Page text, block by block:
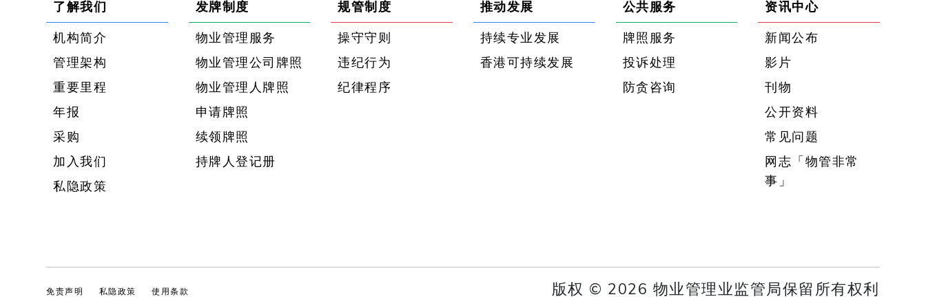
了解我们
机构简介
管理架构
重要里程
年报
采购
加入我们
私隐政策
发牌制度
物业管理服务
物业管理公司牌照
物业管理人牌照
申请牌照
续领牌照
持牌人登记册
规管制度
操守守则
违纪行为
纪律程序
推动发展
持续专业发展
香港可持续发展
公共服务
牌照服务
投诉处理
防贪咨询
资讯中心
新闻公布
影片
刊物
公开资料
常见问题
网志「物管非常
事」
免责声明 私隐政策 使用条款 版权 © 2026 物业管理业监管局保留所有权利